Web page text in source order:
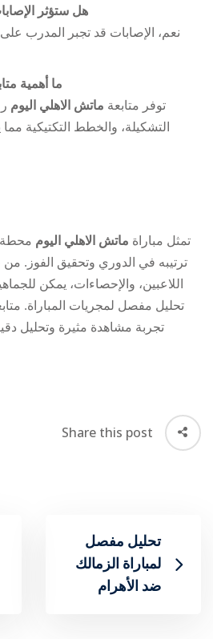
هل ستؤثر
نعم، الإصابات قد تجبر المدرب على
ما أهمية
توفر متابعة ماتش الاهلي اليوم
التشكيلة، والخطط التكتيكية
تمثل مباراة ماتش الاهلي اليوم محطة
ترتيبه في الدوري وتحقيق الفوز. من
اللاعبين، والإحصاءات، يمكن
تحليل مفصل لمجريات المباراة.
تجربة مشاهدة مثيرة وتحليل
Share this post
تحليل مفصل
لمباراة الزمالك
ضد الأهرام